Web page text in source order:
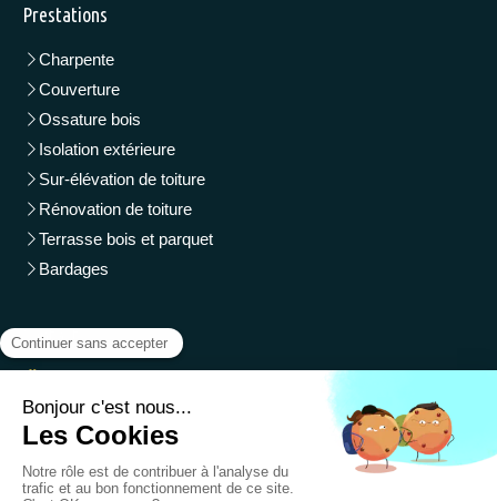
Prestations
Charpente
Couverture
Ossature bois
Isolation extérieure
Sur-élévation de toiture
Rénovation de toiture
Terrasse bois et parquet
Bardages
Contact
APLI BOIS
46 allée Charles Daubigny
33470 Gujan-Mestras